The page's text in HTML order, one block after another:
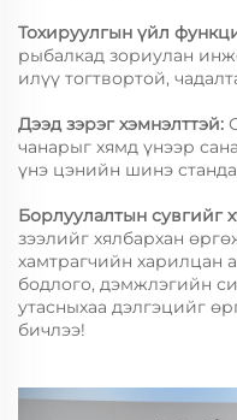
Тохируулгын үйл
рыбалкад зориулан
илүү тогтвортой,
Дээд зэрэг хэмнэлттэй:
чанарыг хямд үнээр
үнэ цэнийн шинэ
Борлуулалтын сувгийг
зээлийг хялбархан
хамтрагчийн харилцан
бодлого, дэмжлэгийн
утасныхаа дэлгэцийг
бичлээ!